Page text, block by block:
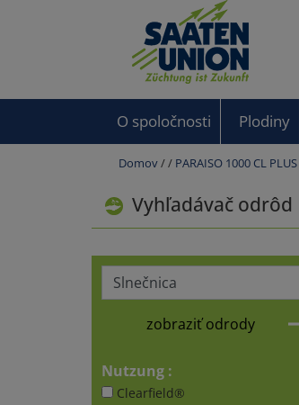
O spoločnosti Plodiny
Domov// PARAISO 1000 CL PLUS
Vyhľadávač odrôd
Slnečnica
zobraziť odrody
Nutzung :
Clearfield®